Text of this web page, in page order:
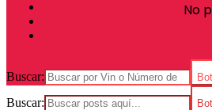
No
Buscar:
Buscar: